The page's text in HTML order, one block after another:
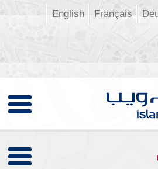
Français
English